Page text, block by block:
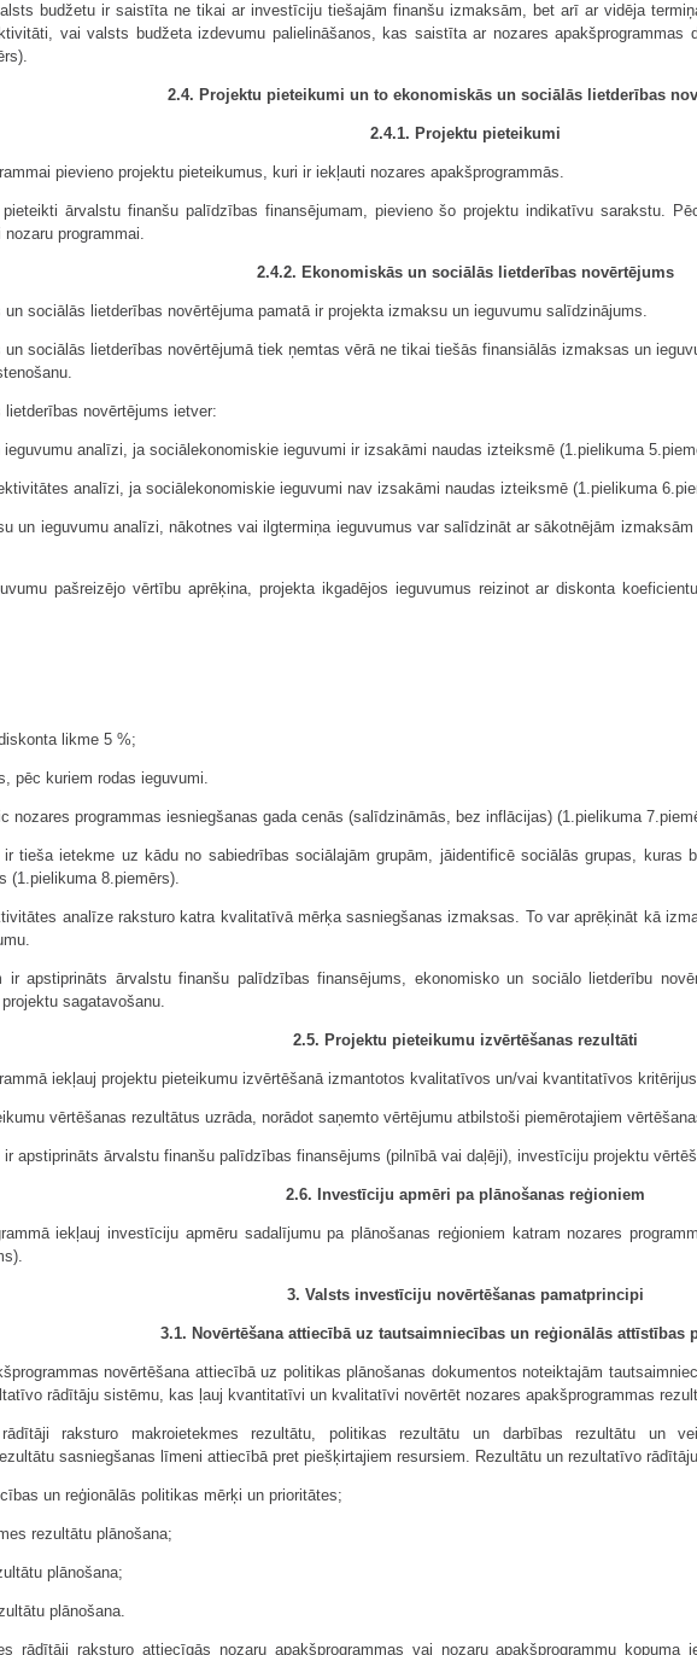
budžetu ir saistīta ne tikai ar investīciju tiešajām finanšu izmaksām, bet arī ar vidēja
vai valsts budžeta izdevumu palieli­nāšanos, kas saistīta ar nozares apakšprogrammas
2.4. Projektu pieteikumi un to ekonomiskās un sociālās lietderības
2.4.1. Projektu pieteikumi
pievieno projektu pieteikumus, kuri ir iekļauti nozares apakšprogrammās.
ārvalstu finanšu palīdzības finansējumam, pievieno šo projektu indikatīvu sarakstu.
programmai.
2.4.2. Ekonomiskās un sociālās lietderības novērtējums
sociālās lietderības novērtējuma pamatā ir projekta izmaksu un ieguvumu salīdzinājums.
un sociālās lietderības novērtējumā tiek ņemtas vērā ne tikai tiešās finansiālās izmaksas un
novērtējums ietver:
analīzi, ja sociālekonomiskie ieguvumi ir izsakāmi naudas izteiksmē (1.pielikuma
analīzi, ja sociālekonomiskie ieguvumi nav izsakāmi naudas izteiksmē (1.pielikuma
un ieguvumu analīzi, nākotnes vai ilgtermiņa ieguvumus var salīdzināt ar sākotnējām
pašreizējo vērtību aprēķina, projekta ikgadējos ieguvumus reizinot ar diskonta
likme 5 %;
pēc kuriem rodas ieguvumi.
nozares programmas iesniegšanas gada cenās (salīdzināmās, bez inflācijas) (1.pielikuma
tieša ietekme uz kādu no sabiedrības sociālajām grupām, jāidentificē sociālās grupas, kuras
(1.pielikuma 8.piemērs).
analīze raksturo katra kvalitatīvā mērķa sasnieg­šanas izmaksas. To var aprēķināt kā
ir apstiprināts ārvalstu finanšu palīdzības finansējums, ekonomisko un sociālo lietderību
sagatavošanu.
2.5. Projektu pieteikumu izvērtēšanas rezultāti
iekļauj projektu pieteikumu izvērtēšanā izmanto­tos kvalitatīvos un/vai kvantitatīvos
vērtēšanas rezultātus uzrāda, norādot saņemto vērtējumu atbilstoši piemērotajiem
ir apstiprināts ārvalstu finanšu palīdzības finansējums (pilnībā vai daļēji), investīciju projektu
2.6. Investīciju apmēri pa plānošanas reģioniem
iekļauj investīciju apmēru sadalījumu pa plānoša­nas reģioniem katram nozares
3. Valsts investīciju novērtēšanas pamatprincipi
3.1. Novērtēšana attiecībā uz tautsaimniecības un reģionālās attīstības
novērtēšana attiecībā uz politikas plānoša­nas dokumentos noteiktajām
rādītāju sistēmu, kas ļauj kvantitatīvi un kvalitatīvi novērtēt nozares apakšprogrammas
rādītāji raksturo makroietekmes rezultātu, politikas rezul­tātu un darbības rezultātu un
sasniegšanas līmeni attiecībā pret piešķirtajiem resursiem. Rezultātu un rezultatīvo
un reģionālās politikas mērķi un prioritātes;
rezultātu plānošana;
plānošana;
plānošana.
rādītāji raksturo attiecīgās nozaru apakšprogrammas vai nozaru apakšprogrammu